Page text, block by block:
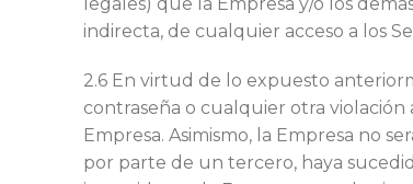
indirecta, de cualquier acceso a los
2.6 En virtud de lo expuesto
contraseña o cualquier otra
Empresa. Asimismo, la Empresa no
por parte de un tercero, haya